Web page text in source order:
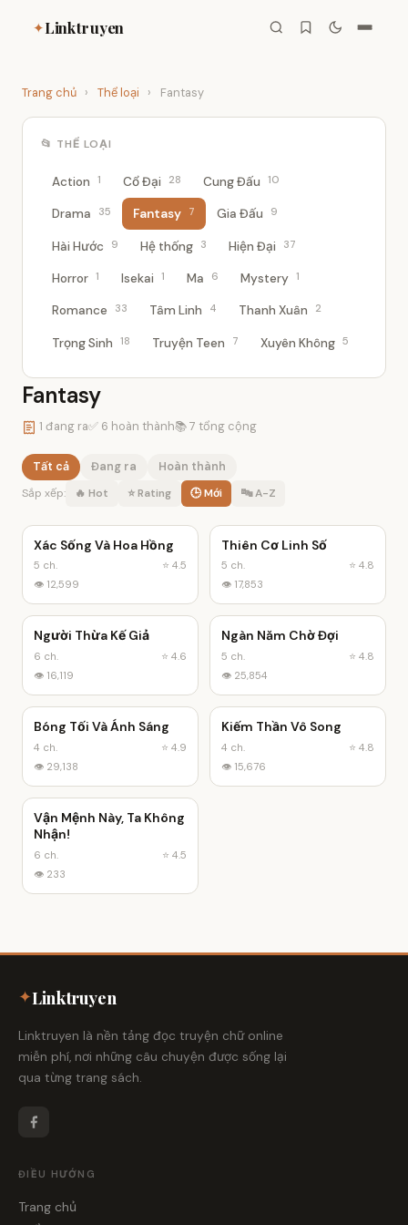
✦Linktruyen
Trang chủ › Thể loại › Fantasy
📂 THỂ LOẠI
Action 1 Cổ Đại 28 Cung Đấu 10
Drama 35 Fantasy 7 Gia Đấu 9
Hài Hước 9 Hệ thống 3 Hiện Đại 37
Horror 1 Isekai 1 Ma 6 Mystery 1
Romance 33 Tâm Linh 4 Thanh Xuân 2
Trọng Sinh 18 Truyện Teen 7 Xuyên Không 5
Fantasy
1 đang ra✅ 6 hoàn thành📚 7 tổng cộng
Tất cả Đang ra
Hoàn thành
Sắp xếp:
🔥 Hot ⭐ Rating 🕒 Mới 🔤 A-Z
✓ Hoàn thành
Xác Sống Và Hoa Hồng
5 ch. ⭐ 4.5
👁 12,599
✓ Hoàn thành
Thiên Cơ Linh Số
5 ch. ⭐ 4.8
👁 17,853
✓ Hoàn thành
Người Thừa Kế Giả
6 ch. ⭐ 4.6
👁 16,119
✓ Hoàn thành
Ngàn Năm Chờ Đợi
5 ch. ⭐ 4.8
👁 25,854
✓ Hoàn thành
Bóng Tối Và Ánh Sáng
4 ch. ⭐ 4.9
👁 29,138
Kiếm Thần Vô Song
4 ch. ⭐ 4.8
👁 15,676
✓ Hoàn thành
Vận Mệnh Này, Ta Không
Nhận!
6 ch. ⭐ 4.5
👁 233
✦Linktruyen
Linktruyen là nền tảng đọc truyện chữ online
miễn phí, nơi những câu chuyện được sống lại
qua từng trang sách.
ĐIỀU HƯỚNG
Trang chủ